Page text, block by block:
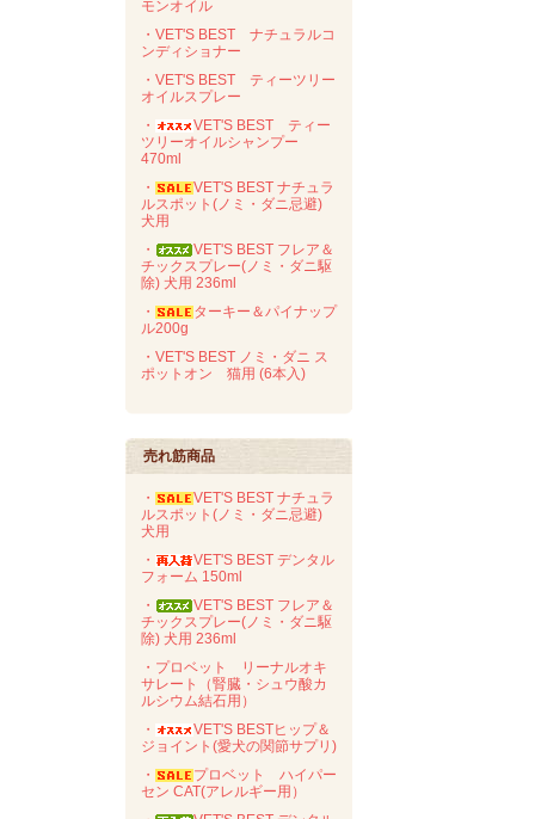
モンオイル
・VET'S BEST ナチュラルコ
ンディショナー
・VET'S BEST ティーツリー
オイルスプレー
・
VET'S BEST ティー
ツリーオイルシャンプー
470ml
・
VET'S BEST ナチュラ
ルスポット(ノミ・ダニ忌避)
犬用
・
VET'S BEST フレア＆
チックスプレー(ノミ・ダニ駆
除) 犬用 236ml
・
ターキー＆パイナップ
ル200g
・VET'S BEST ノミ・ダニ ス
ポットオン 猫用 (6本入)
売れ筋商品
・
VET'S BEST ナチュラ
ルスポット(ノミ・ダニ忌避)
犬用
・
VET'S BEST デンタル
フォーム 150ml
・
VET'S BEST フレア＆
チックスプレー(ノミ・ダニ駆
除) 犬用 236ml
・プロベット リーナルオキ
サレート（腎臓・シュウ酸カ
ルシウム結石用）
・
VET'S BESTヒップ＆
ジョイント(愛犬の関節サプリ)
・
プロベット ハイパー
セン CAT(アレルギー用）